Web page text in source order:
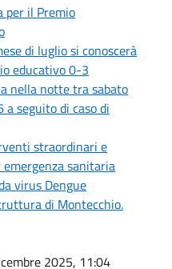
per il Premio
di luglio si conoscerà
educativo 0-3
nella notte tra sabato
seguito di caso di
straordinari e
sanitaria
virus Dengue
di Montecchio.
2025, 11:04